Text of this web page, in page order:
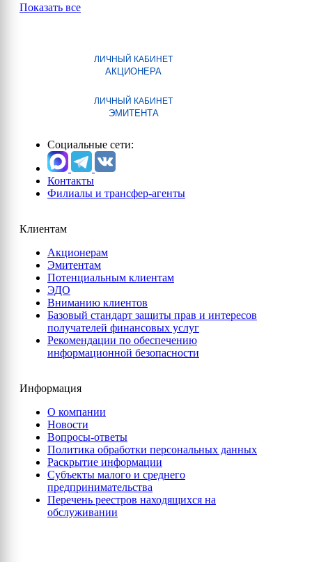
Показать все
ЛИЧНЫЙ КАБИНЕТ
АКЦИОНЕРА
ЛИЧНЫЙ КАБИНЕТ
ЭМИТЕНТА
Социальные сети:
Контакты
Филиалы и трансфер-агенты
Клиентам
Акционерам
Эмитентам
Потенциальным клиентам
ЭДО
Вниманию клиентов
Базовый стандарт защиты прав и интересов
получателей финансовых услуг
Рекомендации по обеспечению
информационной безопасности
Информация
О компании
Новости
Вопросы-ответы
Политика обработки персональных данных
Раскрытие информации
Субъекты малого и среднего
предпринимательства
Перечень реестров находящихся на
обслуживании